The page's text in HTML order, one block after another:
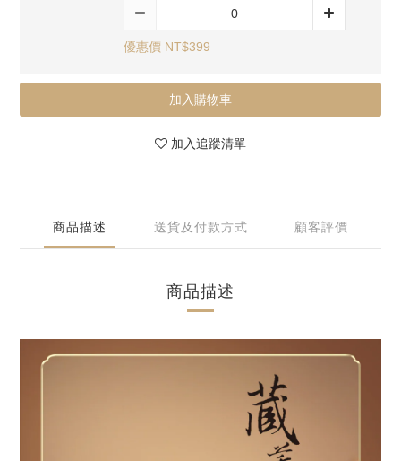
優惠價 NT$399
加入購物車
加入追蹤清單
商品描述 送貨及付款方式 顧客評價
商品描述